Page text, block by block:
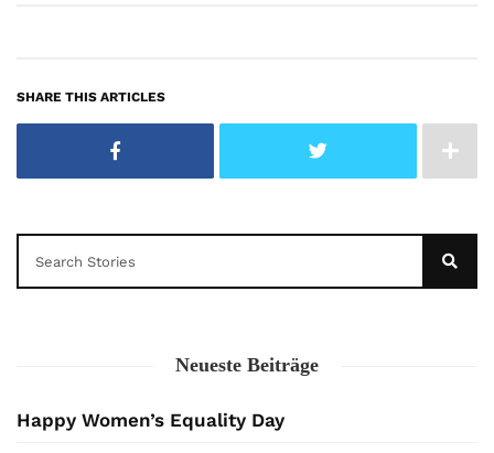
SHARE THIS ARTICLES
Neueste Beiträge
Happy Women’s Equality Day